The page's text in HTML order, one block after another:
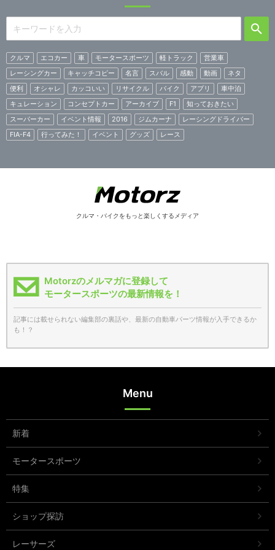
クルマ エコカー 車 モータースポーツ 軽トラック
営業車
レーシングカー
キャッチコピー 名言 スバル 感動 動画
ネタ
便利
オシャレ カッコいい リサイクル バイク アプリ
車中泊
キュレーション
コンセプトカー アーカイブ F1
知っておきたい
スーパーカー
イベント情報 2016 ジムカーナ
レーシングドライバー
FIA-F4
行ってみた！ イベント グッズ レース
クルマ・バイクをもっと楽しくするメディア
Motorzのメルマガに登録して
モータースポーツの最新情報を！
記事には載せられない編集部の裏話や、最新の自動車パーツ情報が入手できるか
も！？
Menu
新着
モータースポーツ
特集
ショップ探訪
レーサーズ